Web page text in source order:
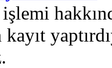
işlemi